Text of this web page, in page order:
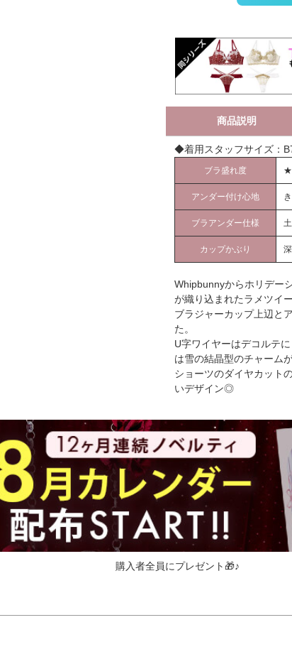
商品説明
◆着用スタッフサイズ：
ブラ盛れ度
アンダー付け心地
ブラアンダー仕様
カップかぶり
Whipbunnyからホリデー
が織り込まれたラメツイ
ブラジャーカップ上辺と
た。
U字ワイヤーはデコルテ
は雪の結晶型のチャーム
ショーツのダイヤカット
いデザイン◎
購入者全員にプレゼント🎁♪